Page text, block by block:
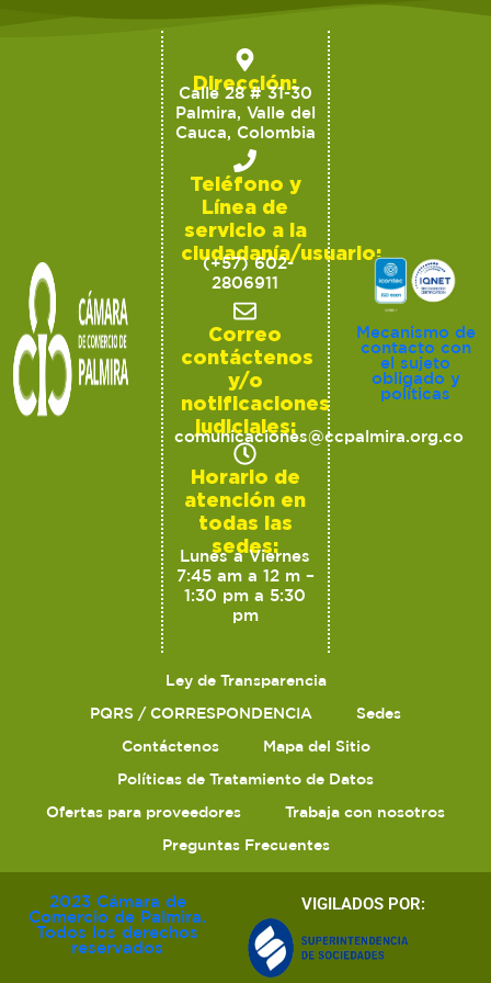
Dirección:
Calle 28 # 31-30
Palmira, Valle del
Cauca, Colombia
Teléfono y
Línea de
servicio a la
ciudadanía/usuario:
(+57) 602-
2806911
Correo
contáctenos
y/o
notificaciones
judiciales:
comunicaciones@ccpalmira.org.co
Horario de
atención en
todas las
sedes:
Lunes a Viernes
7:45 am a 12 m –
1:30 pm a 5:30
pm
Mecanismo de
contacto con
el sujeto
obligado y
políticas
Ley de Transparencia
PQRS / CORRESPONDENCIA
Sedes
Contáctenos
Mapa del Sitio
Políticas de Tratamiento de Datos
Ofertas para proveedores
Trabaja con nosotros
Preguntas Frecuentes
2023 Cámara de
Comercio de Palmira.
Todos los derechos
reservados
VIGILADOS POR: